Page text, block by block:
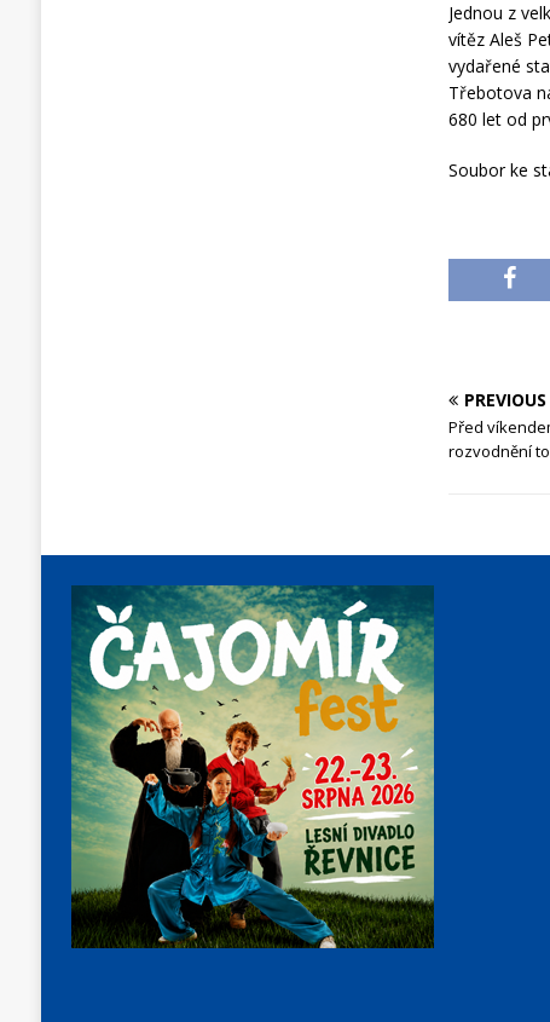
Jednou z
vítěz Aleš
vydařené
Třebotova
680 let od
Soubor ke
PREVIOUS
Před
rozvodnění